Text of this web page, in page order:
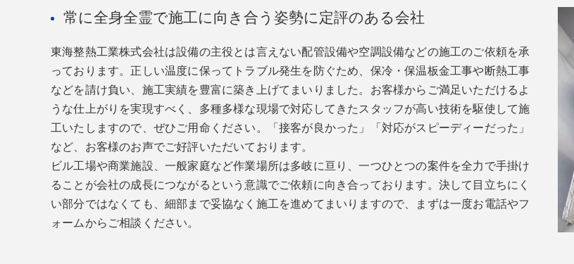
常に全身全霊で施工に向き合う姿勢に定評のある会社
東海整熱工業株式会社は設備の主役とは言えない配管設備や空調設備などの施工のご依頼を承
っております。正しい温度に保ってトラブル発生を防ぐため、保冷・保温板金工事や断熱工事
などを請け負い、施工実績を豊富に築き上げてまいりました。お客様からご満足いただけるよ
うな仕上がりを実現すべく、多種多様な現場で対応してきたスタッフが高い技術を駆使して施
工いたしますので、ぜひご用命ください。「接客が良かった」「対応がスピーディーだった」
など、お客様のお声でご好評いただいております。
ビル工場や商業施設、一般家庭など作業場所は多岐に亘り、一つひとつの案件を全力で手掛け
ることが会社の成長につながるという意識でご依頼に向き合っております。決して目立ちにく
い部分ではなくても、細部まで妥協なく施工を進めてまいりますので、まずは一度お電話やフ
ォームからご相談ください。